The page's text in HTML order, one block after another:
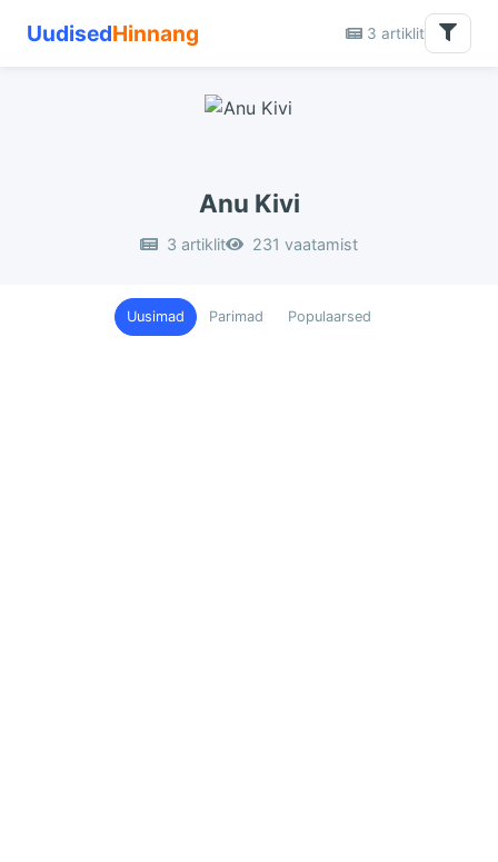
UudisedHinnang 3 artiklit
Anu Kivi
3 artiklit 231 vaatamist
Uusimad Parimad Populaarsed